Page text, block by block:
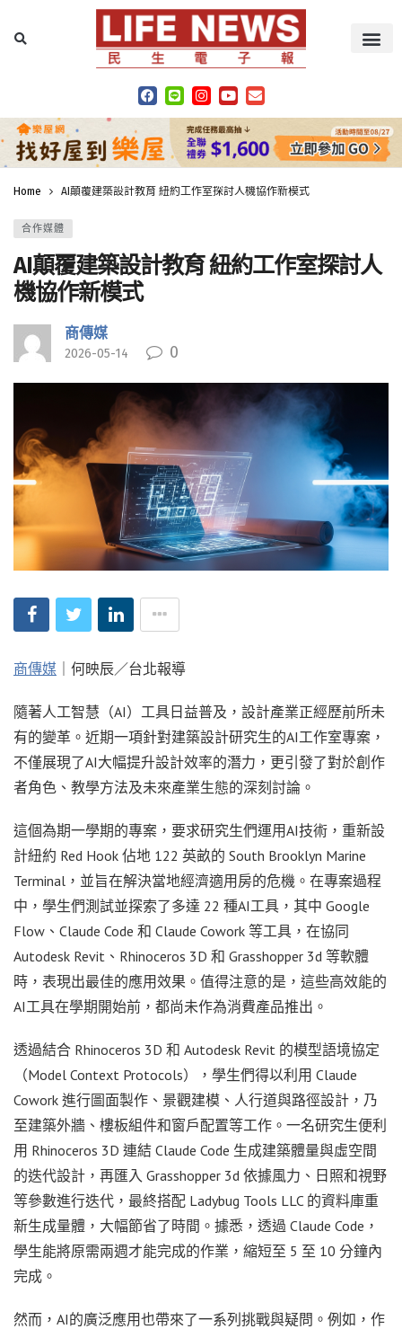
Home AI顛覆建築設計教育 紐約工作室探討人機協作新模式
合作媒體
AI顛覆建築設計教育 紐約工作室探討人
機協作新模式
商傳媒
2026-05-14 0
商傳媒 ｜何映辰／台北報導
隨著人工智慧（AI）工具日益普及，設計產業正經歷前所未
有的變革。近期一項針對建築設計研究生的AI工作室專案，
不僅展現了AI大幅提升設計效率的潛力，更引發了對於創作
者角色、教學方法及未來產業生態的深刻討論。
這個為期一學期的專案，要求研究生們運用AI技術，重新設
計紐約 Red Hook 佔地 122 英畝的 South Brooklyn Marine
Terminal，並旨在解決當地經濟適用房的危機。在專案過程
中，學生們測試並探索了多達 22 種AI工具，其中 Google
Flow、Claude Code 和 Claude Cowork 等工具，在協同
Autodesk Revit、Rhinoceros 3D 和 Grasshopper 3d 等軟體
時，表現出最佳的應用效果。值得注意的是，這些高效能的
AI工具在學期開始前，都尚未作為消費產品推出。
透過結合 Rhinoceros 3D 和 Autodesk Revit 的模型語境協定
（Model Context Protocols），學生們得以利用 Claude
Cowork 進行圖面製作、景觀建模、人行道與路徑設計，乃
至建築外牆、樓板組件和窗戶配置等工作。一名研究生便利
用 Rhinoceros 3D 連結 Claude Code 生成建築體量與虛空間
的迭代設計，再匯入 Grasshopper 3d 依據風力、日照和視野
等參數進行迭代，最終搭配 Ladybug Tools LLC 的資料庫重
新生成量體，大幅節省了時間。據悉，透過 Claude Code，
學生能將原需兩週才能完成的作業，縮短至 5 至 10 分鐘內
完成。
然而，AI的廣泛應用也帶來了一系列挑戰與疑問。例如，作